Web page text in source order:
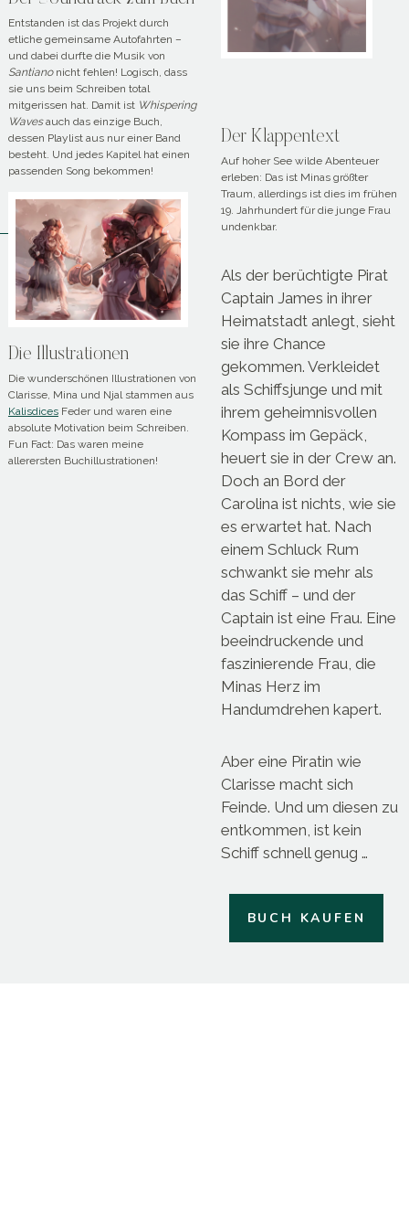
Entstanden ist das Projekt durch
etliche gemeinsame Autofahrten –
und dabei durfte die Musik von
Santianonicht fehlen! Logisch, dass
sie uns beim Schreiben total
mitgerissen hat. Damit ist Whispering
Wavesauch das einzige Buch,
dessen Playlist aus nur einer Band
besteht. Und jedes Kapitel hat einen
passenden Song bekommen!
Die Illustrationen
Die wunderschönen Illustrationen von
Clarisse, Mina und Njal stammen aus
KalisdicesFeder und waren eine
absolute Motivation beim Schreiben.
Fun Fact: Das waren meine
allerersten Buchillustrationen!
Der Klappentext
Auf hoher See wilde Abenteuer
erleben: Das ist Minas größter
Traum, allerdings ist dies im frühen
19. Jahrhundert für die junge Frau
undenkbar.
Als der berüchtigte Pirat
Captain James in ihrer
Heimatstadt anlegt, sieht
sie ihre Chance
gekommen. Verkleidet
als Schiffsjunge und mit
ihrem geheimnisvollen
Kompass im Gepäck,
heuert sie in der Crew an.
Doch an Bord der
Carolina ist nichts, wie sie
es erwartet hat. Nach
einem Schluck Rum
schwankt sie mehr als
das Schiff – und der
Captain ist eine Frau. Eine
beeindruckende und
faszinierende Frau, die
Minas Herz im
Handumdrehen kapert.
Aber eine Piratin wie
Clarisse macht sich
Feinde. Und um diesen zu
entkommen, ist kein
Schiff schnell genug …
BUCH KAUFEN